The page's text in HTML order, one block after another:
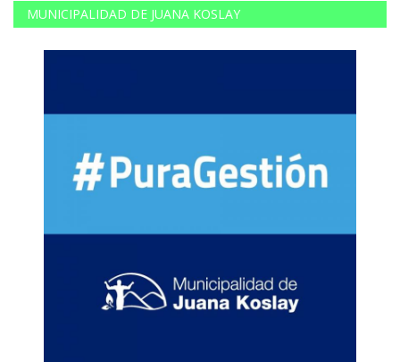
MUNICIPALIDAD DE JUANA KOSLAY